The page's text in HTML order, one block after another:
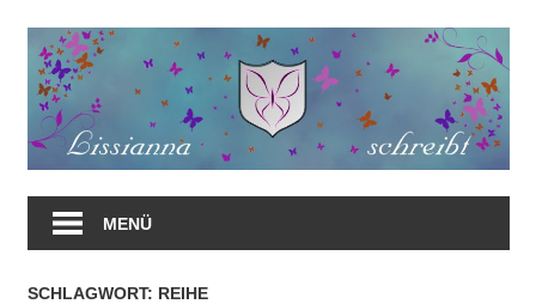
springen
MENÜ
SCHLAGWORT: REIHE